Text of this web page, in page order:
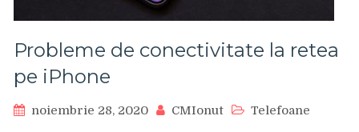
Probleme de conectivitate la retea
pe iPhone
noiembrie 28, 2020 CMIonut Telefoane